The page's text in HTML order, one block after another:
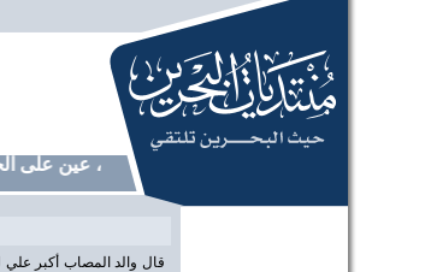
منتديات البحرين، عين على
قال والد المصاب أكبر علي